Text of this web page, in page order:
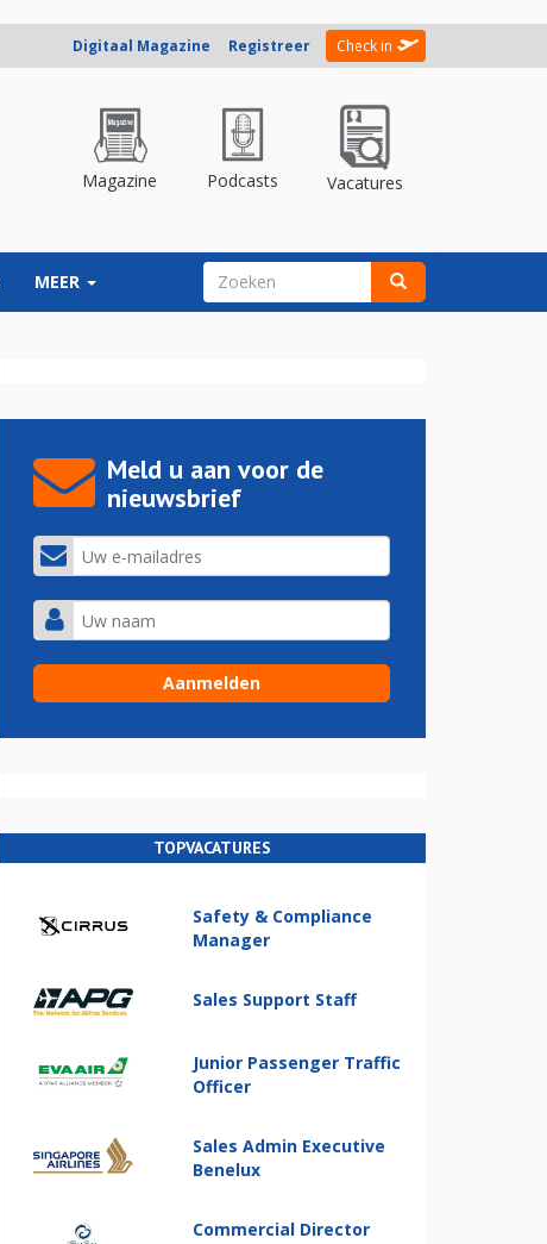
Digitaal Magazine Registreer Check in
Magazine Podcasts Vacatures
MEER ZOEKVELD
Meld u aan voor de
nieuwsbrief
TOPVACATURES
Safety & Compliance
Manager
Sales Support Staff
Junior Passenger Traffic
Officer
Sales Admin Executive
Benelux
Commercial Director